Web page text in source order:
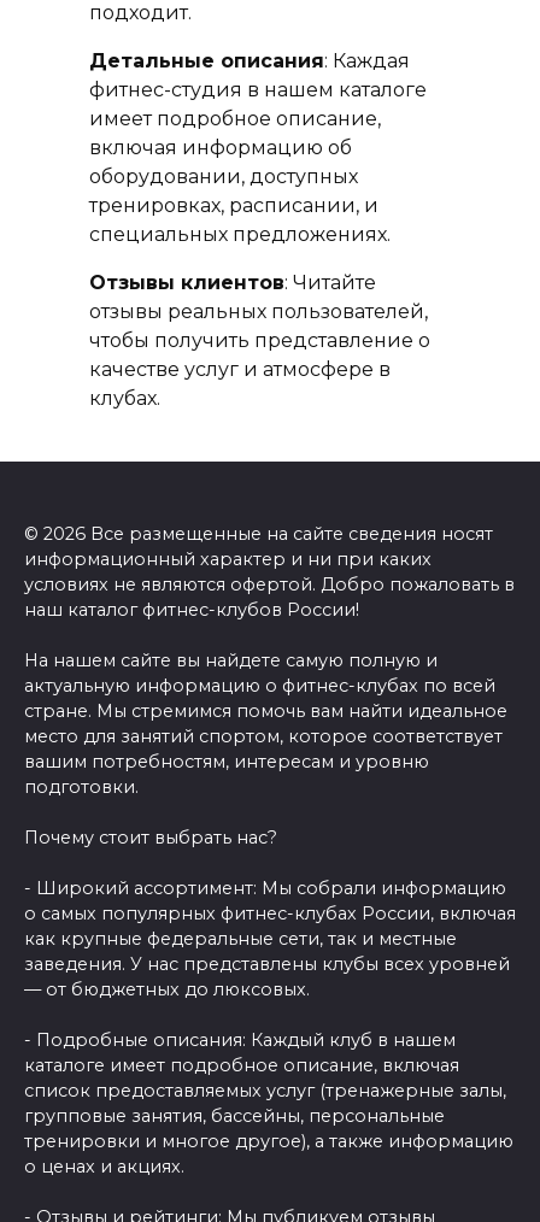
подходит.
Детальные описания: Каждая
фитнес-студия в нашем каталоге
имеет подробное описание,
включая информацию об
оборудовании, доступных
тренировках, расписании, и
специальных предложениях.
Отзывы клиентов: Читайте
отзывы реальных пользователей,
чтобы получить представление о
качестве услуг и атмосфере в
клубах.
© 2026 Все размещенные на сайте сведения носят
информационный характер и ни при каких
условиях не являются офертой. Добро пожаловать в
наш каталог фитнес-клубов России!
На нашем сайте вы найдете самую полную и
актуальную информацию о фитнес-клубах по всей
стране. Мы стремимся помочь вам найти идеальное
место для занятий спортом, которое соответствует
вашим потребностям, интересам и уровню
подготовки.
Почему стоит выбрать нас?
- Широкий ассортимент: Мы собрали информацию
о самых популярных фитнес-клубах России, включая
как крупные федеральные сети, так и местные
заведения. У нас представлены клубы всех уровней
— от бюджетных до люксовых.
- Подробные описания: Каждый клуб в нашем
каталоге имеет подробное описание, включая
список предоставляемых услуг (тренажерные залы,
групповые занятия, бассейны, персональные
тренировки и многое другое), а также информацию
о ценах и акциях.
- Отзывы и рейтинги: Мы публикуем отзывы